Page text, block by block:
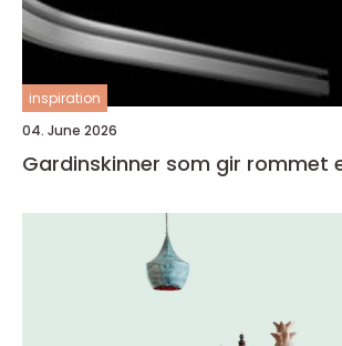
inspiration
04. June 2026
Gardinskinner som gir rommet